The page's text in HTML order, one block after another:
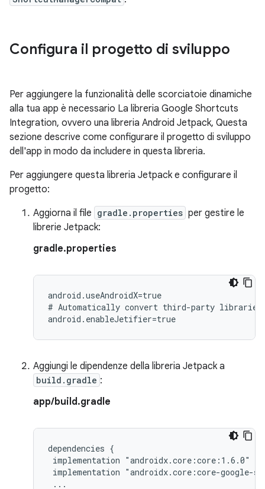
Configura il progetto di sviluppo
Per aggiungere la funzionalità delle scorciatoie dinamiche
alla tua app è necessario La libreria Google Shortcuts
Integration, ovvero una libreria Android Jetpack, Questa
sezione descrive come configurare il progetto di sviluppo
dell'app in modo da includere in questa libreria.
Per aggiungere questa libreria Jetpack e configurare il
progetto:
Aggiorna il file gradle.properties per gestire le
librerie Jetpack:
gradle.properties
android.useAndroidX=true
# Automatically convert third-party libraries
Aggiungi le dipendenze della libreria Jetpack a
build.gradle :
app/build.gradle
dependencies
implementation
implementation
...